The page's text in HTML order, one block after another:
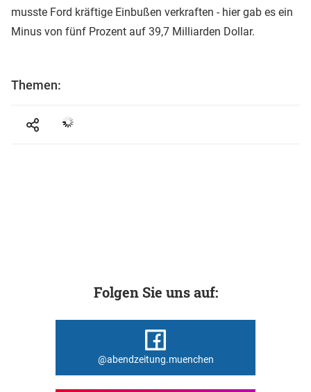
musste Ford kräftige Einbußen verkraften - hier gab es ein
Minus von fünf Prozent auf 39,7 Milliarden Dollar.
Themen:
Folgen Sie uns auf:
@abendzeitung.muenchen